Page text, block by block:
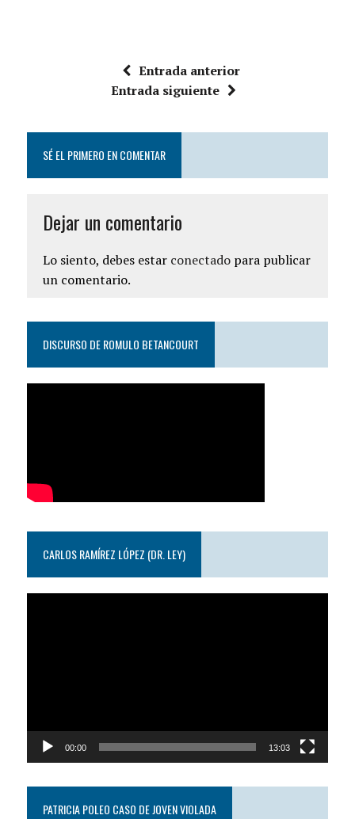
Entrada anterior
Entrada siguiente
SÉ EL PRIMERO EN COMENTAR
Dejar un comentario
Lo siento, debes estar conectadopara publicar
un comentario.
DISCURSO DE ROMULO BETANCOURT
CARLOS RAMÍREZ LÓPEZ (DR. LEY)
00:00 13:03
PATRICIA POLEO CASO DE JOVEN VIOLADA